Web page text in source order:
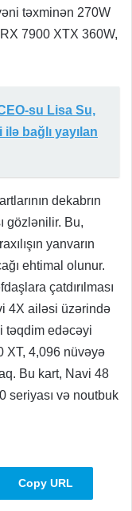
təxminən 270W
7900 XTX 360W,
su Lisa Su,
bağlı yayılan
dekabrın
gözlənilir. Bu,
yanvarın
ehtimal olunur.
çatdırılması
4X ailəsi üzərində
təqdim edəcəyi
XT, 4,096 nüvəyə
Bu kart, Navi 48
seriyası və noutbuk
Copy URL